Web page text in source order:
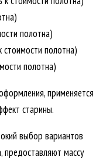
применяется
старины.
выбор вариантов
массу